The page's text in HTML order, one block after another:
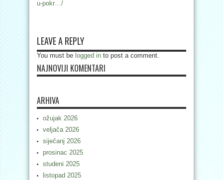
u-pokr…/
LEAVE A REPLY
You must be logged in to post a comment.
NAJNOVIJI KOMENTARI
ARHIVA
ožujak 2026
veljača 2026
siječanj 2026
prosinac 2025
studeni 2025
listopad 2025